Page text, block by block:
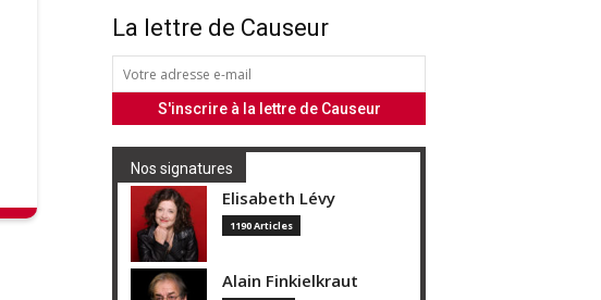
La lettre de Causeur
Nos signatures
Elisabeth Lévy
1190 Articles
Alain Finkielkraut